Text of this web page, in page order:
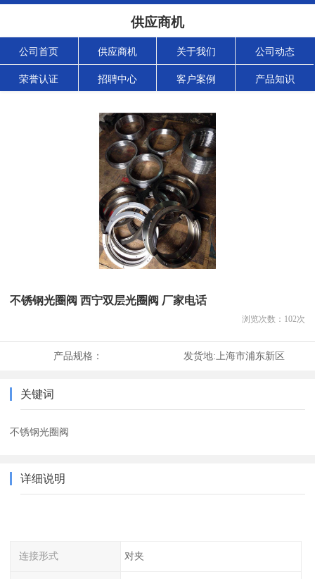
供应商机
公司首页 供应商机 关于我们 公司动态
荣誉认证 招聘中心 客户案例 产品知识
不锈钢光圈阀 西宁双层光圈阀 厂家电话
浏览次数： 102次
产品规格： 发货地: 上海市浦东新区
关键词
不锈钢光圈阀
详细说明
连接形式 对夹